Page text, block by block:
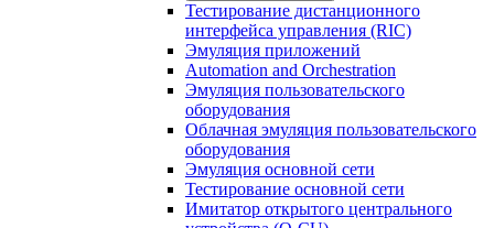
Тестирование дистанционного
интерфейса управления (RIC)
Эмуляция приложений
Automation and Orchestration
Эмуляция пользовательского
оборудования
Облачная эмуляция пользовательского
оборудования
Эмуляция основной сети
Тестирование основной сети
Имитатор открытого центрального